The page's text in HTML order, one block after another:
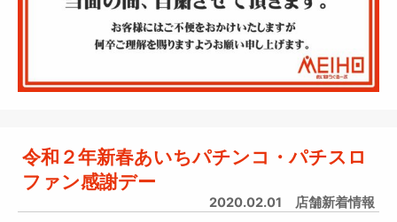
令和２年新春あいちパチンコ・パチスロ
ファン感謝デー
2020.02.01 店舗新着情報